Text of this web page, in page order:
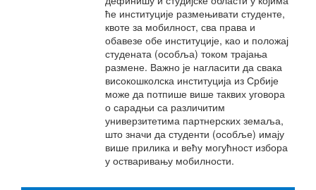
ће институције размењивати студенте,
квоте за мобилност, сва права и
обавезе обе институције, као и положај
студената (особља) током трајања
размене. Важно је нагласити да свака
високошколска институција из Србије
може да потпише више таквих уговора
о сарадњи са различитим
универзитетима партнерских земаља,
што значи да студенти (особље) имају
више прилика и већу могућност избора
у остваривању мобилности.